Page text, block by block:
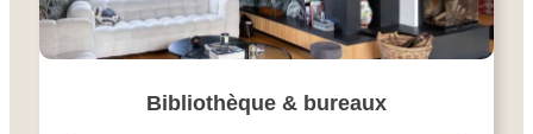
Bibliothèque & bureaux